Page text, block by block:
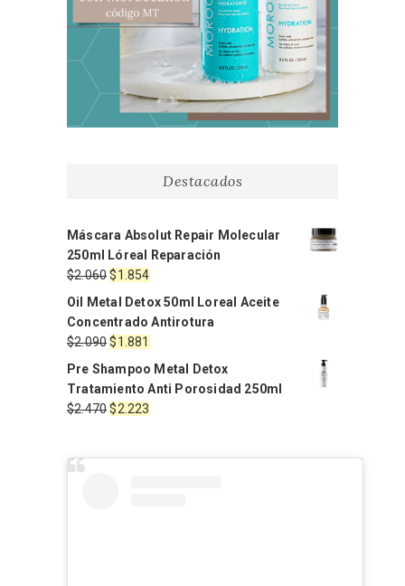
Destacados
Máscara Absolut Repair Molecular
250ml Lóreal Reparación
$2.060El
precio
original
era:
$2.060.
$1.854El
precio
actual
es:
$1.854.
Oil Metal Detox 50ml Loreal Aceite
Concentrado Antirotura
$2.090El
original
era:
$2.090.
$1.881
precio
actual
es:
$1.881.
Pre Shampoo Metal Detox
Tratamiento Anti Porosidad 250ml
$2.470El
$2.223